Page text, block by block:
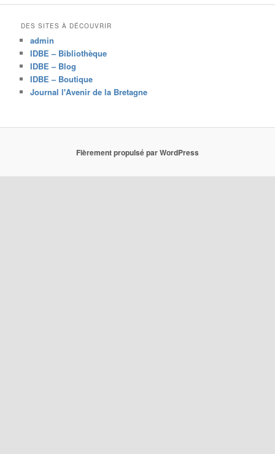
c
h
e
DES SITES À DÉCOUVRIR
admin
IDBE – Bibliothèque
IDBE – Blog
IDBE – Boutique
Journal l'Avenir de la Bretagne
Fièrement propulsé par WordPress